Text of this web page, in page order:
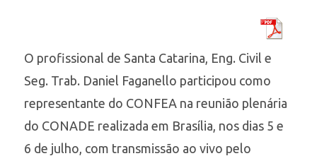
O profissional de Santa Catarina, Eng. Civil e
Seg. Trab. Daniel Faganello participou como
representante do CONFEA na reunião plenária
do CONADE realizada em Brasília, nos dias 5 e
6 de julho, com transmissão ao vivo pelo